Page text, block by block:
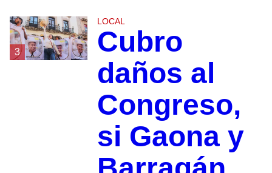
3
LOCAL
Cubro
daños al
Congreso,
si Gaona y